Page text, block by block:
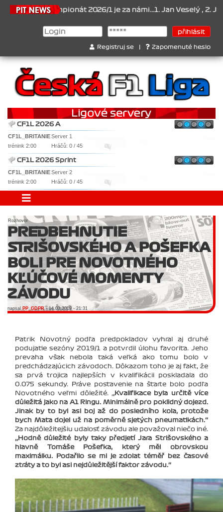
Šampionát 2026/1 je za námi...1. Jan Veselý , 2. Jan
Registruj se Zapomenuté heslo
CF1L 2026 A
CF1L_BRITANIEServer 1
trénink 2:00
Hráčů: 0 / 45
CF1L 2026 Sprint
CF1L_BRITANIEServer 2
trénink 2:00
Hráčů: 0 / 45
Rozhovor
PREDBEHNUTIE
STRIŠOVSKÉHO A POŠEFKA
BOLI PRE NOVOTNÉHO
KĽÚČOVÉ MOMENTY
ZÁVODU
napsal PP_GDPR- 14.03.2019 - 21:31
Patrik Novotný podľa predpokladov vyhral aj druhé
podujatie sezóny 2019/1 a potvrdil úlohu favorita. Jeho
prevaha však nebola taká veľká ako tomu bolo v
predchádzajúcich závodoch. Dôkazom toho je aj fakt, že
sa prvá trojica najlepších v kvalifikácii poskladala do
0.075 sekundy. Práve postavenie na štarte bolo podľa
Novotného veľmi dôležité. ‚‚Kvalifikace byla určitě více
důležitá jako na A1 Ringu. Minimálně pro poklidný dojezd.
Jinak by to byl asi boj až do posledního kola, protože
bych Maťa dojel už na poměrně sjetých pneumatikách.‘‘
Za najdôležitejšiu udalosť závodu ale považoval niečo iné.
‚‚Hodně důležité byly taky předjetí Jara Strišovského a
hlavně Tomáše Pošefka, který měl obrovskou
maximálku. Podařilo se mi je zdolat téměř bez časové
ztráty a to byl asi nejdůležitější faktor závodu.‘‘